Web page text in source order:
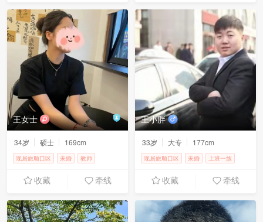
王女士
34岁 硕士 169cm
现居旅顺口区 未婚
教师
收藏 牵线
王小胖
33岁 大专 177cm
现居旅顺口区 未婚
上班一族
收藏 牵线